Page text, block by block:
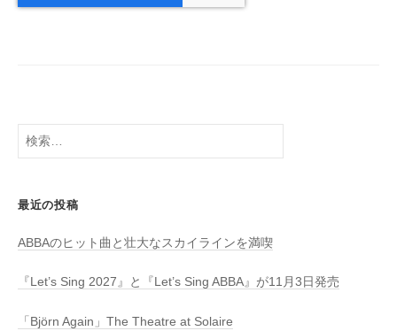
検
最近の投稿
ABBAのヒット曲と壮大なスカイラインを満喫
『Let’s Sing 2027』と『Let’s Sing ABBA』が11月3日発売
「Björn Again」The Theatre at Solaire